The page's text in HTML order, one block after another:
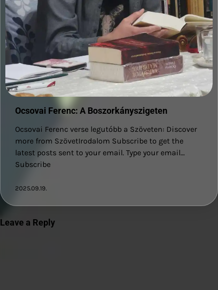
Ocsovai Ferenc: A Boszorkányszigeten
Ocsovai Ferenc verse legutóbb a Szöveten: Discover
more from SzövetIrodalom Subscribe to get the
latest posts sent to your email. Type your email…
Subscribe
2025.09.19.
Leave a Reply